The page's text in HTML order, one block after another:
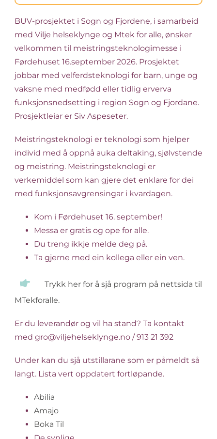
BUV-prosjektet i Sogn og Fjordene, i samarbeid
med Vilje helseklynge og Mtek for alle, ønsker
velkommen til meistringsteknologimesse i
Førdehuset 16.september 2026. Prosjektet
jobbar med velferdsteknologi for barn, unge og
vaksne med medfødd eller tidlig erverva
funksjonsnedsetting i region Sogn og Fjordane.
Prosjektleiar er Siv Aspeseter.
Meistringsteknologi er teknologi som hjelper
individ med å oppnå auka deltaking, sjølvstende
og meistring. Meistringsteknologi er
verkemiddel som kan gjere det enklare for dei
med funksjonsavgrensingar i kvardagen.
Kom i Førdehuset 16. september!
Messa er gratis og ope for alle.
Du treng ikkje melde deg på.
Ta gjerne med ein kollega eller ein ven.
Trykk her for å sjå program på nettsida til
MTekforalle.
Er du leverandør og vil ha stand? Ta kontakt
med gro@viljehelseklynge.no / 913 21 392
Under kan du sjå utstillarane som er påmeldt så
langt. Lista vert oppdatert fortløpande.
Abilia
Amajo
Boka Til